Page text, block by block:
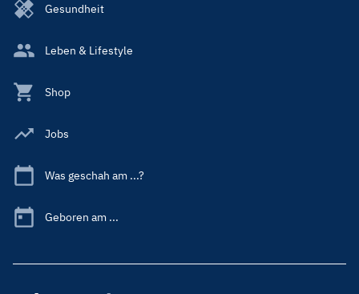
Gesundheit
Leben & Lifestyle
Shop
Jobs
Was geschah am ...?
Geboren am ...